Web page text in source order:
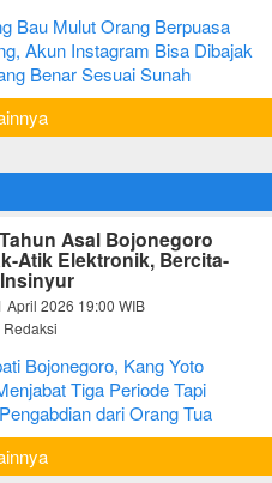
Bau Mulut Orang Berpuasa
Akun Instagram Bisa Dibajak
Benar Sesuai Sunah
Asal Bojonegoro
Atik Elektronik, Bercita-
April 2026 19:00 WIB
Bojonegoro, Kang Yoto
Tiga Periode Tapi
dari Orang Tua